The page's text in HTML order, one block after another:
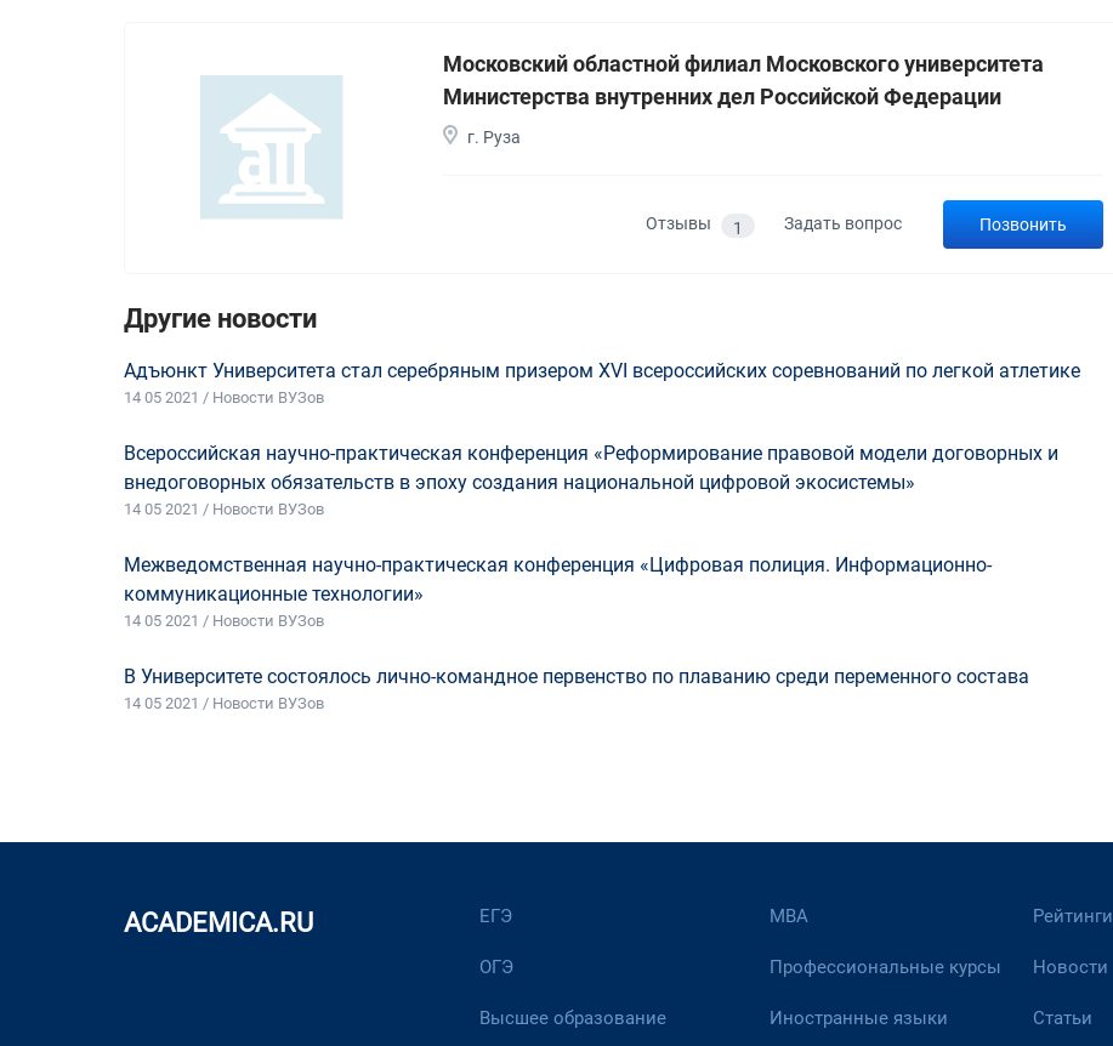
Московский областной филиал Московского университета
Министерства внутренних дел Российской Федерации
г. Руза
Отзывы 1 Задать вопрос Позвонить
Другие новости
Адъюнкт Университета стал серебряным призером ХVI всероссийских соревнований по легкой атлетике
14 05 2021 / Новости ВУЗов
Всероссийская научно-практическая конференция «Реформирование правовой модели договорных и
внедоговорных обязательств в эпоху создания национальной цифровой экосистемы»
14 05 2021 / Новости ВУЗов
Межведомственная научно-практическая конференция «Цифровая полиция. Информационно-
коммуникационные технологии»
14 05 2021 / Новости ВУЗов
В Университете состоялось лично-командное первенство по плаванию среди переменного состава
14 05 2021 / Новости ВУЗов
ACADEMICA.RU ЕГЭ
ОГЭ
Высшее образование
МВА
Профессиональные курсы
Иностранные языки
Рейтинги
Новости
Статьи